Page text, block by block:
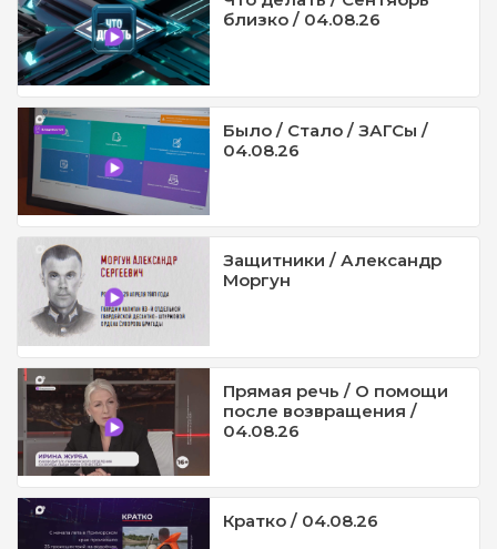
близко / 04.08.26
Было / Стало / ЗАГСы /
04.08.26
Защитники / Александр
Моргун
Прямая речь / О помощи
после возвращения /
04.08.26
Кратко / 04.08.26